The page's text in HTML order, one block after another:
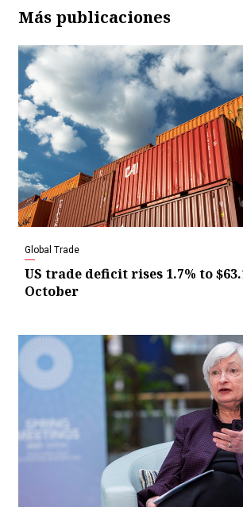
Más publicaciones
Global Trade
US trade deficit rises 1.7% to
October